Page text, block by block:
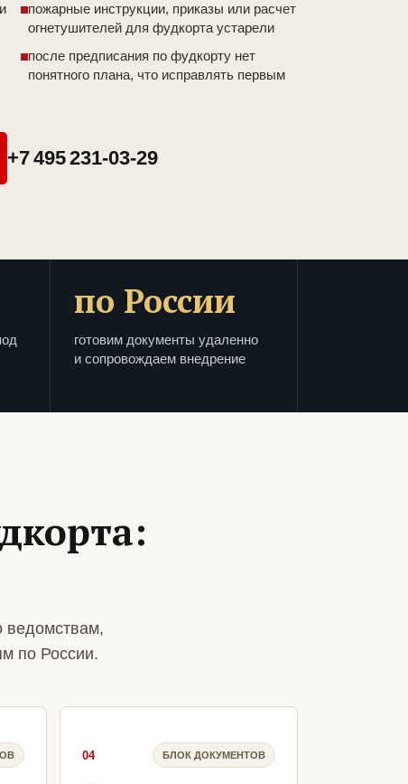
пожарные инструкции, приказы или расчет
огнетушителей для фудкорта устарели
после предписания по фудкорту нет
понятного плана, что исправлять первым
+7 495 231-03-29
по России
готовим документы удаленно
и сопровождаем внедрение
ведомствам,
по России.
04 БЛОК ДОКУМЕНТОВ